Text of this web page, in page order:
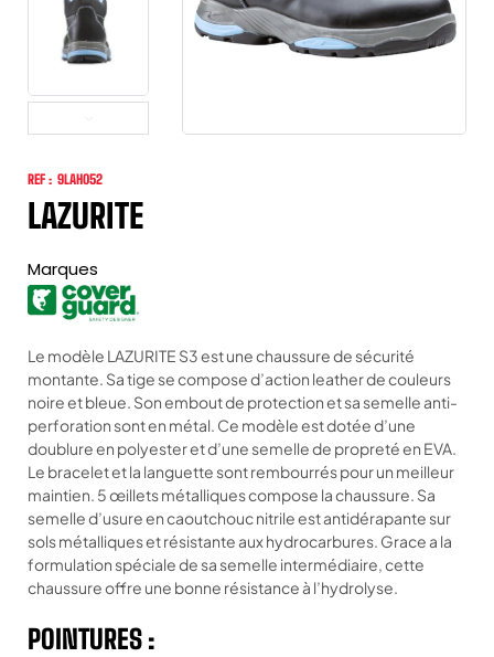
REF : 9LAH052
LAZURITE
Marques
Le modèle LAZURITE S3 est une chaussure de sécurité
montante. Sa tige se compose d’action leather de couleurs
noire et bleue. Son embout de protection et sa semelle anti-
perforation sont en métal. Ce modèle est dotée d’une
doublure en polyester et d’une semelle de propreté en EVA.
Le bracelet et la languette sont rembourrés pour un meilleur
maintien. 5 œillets métalliques compose la chaussure. Sa
semelle d’usure en caoutchouc nitrile est antidérapante sur
sols métalliques et résistante aux hydrocarbures. Grace a la
formulation spéciale de sa semelle intermédiaire, cette
chaussure offre une bonne résistance à l’hydrolyse.
POINTURES :